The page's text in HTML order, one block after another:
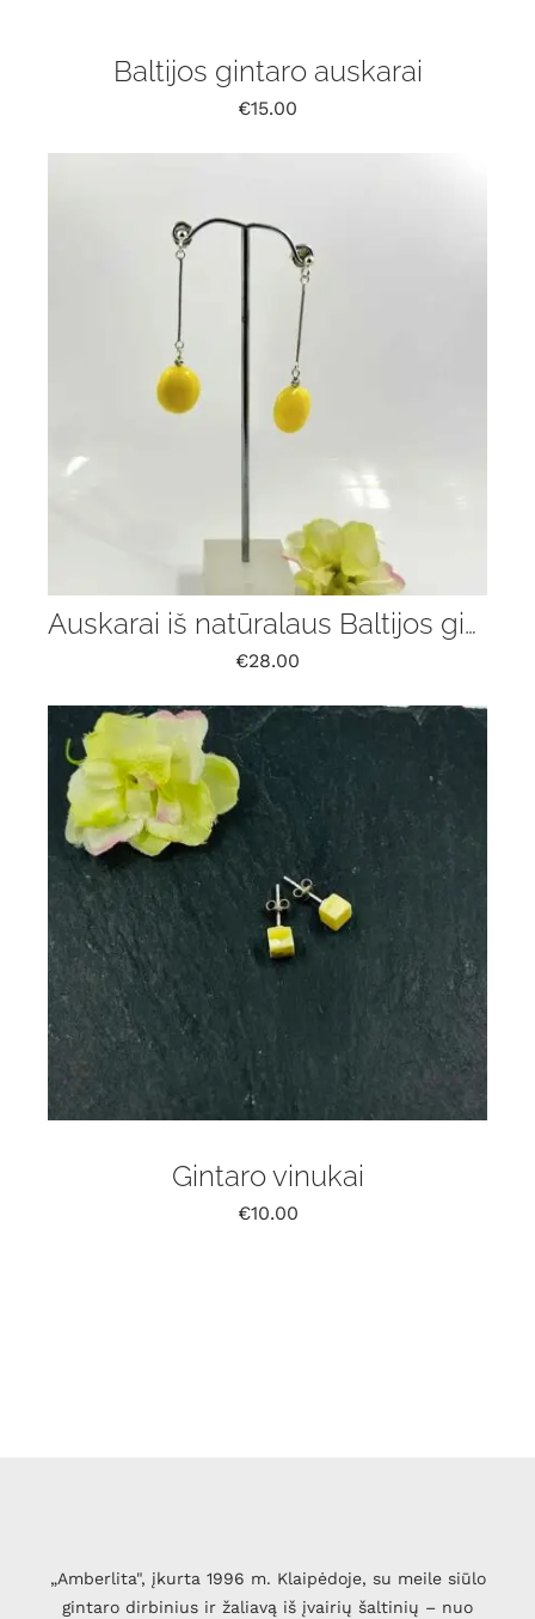
Baltijos gintaro auskarai
€15.00
Auskarai iš natūralaus Baltijos gintaro
€28.00
Gintaro vinukai
€10.00
„Amberlita", įkurta 1996 m. Klaipėdoje, su meile siūlo
gintaro dirbinius ir žaliavą iš įvairių šaltinių – nuo